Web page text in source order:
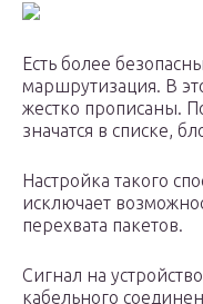
Есть более
маршрутизация. В
жестко прописаны.
значатся в списке,
Настройка такого
исключает
перехвата пакетов.
Сигнал на
кабельного